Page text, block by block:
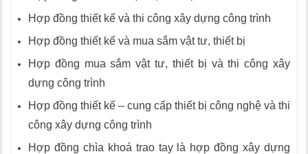
Hợp đồng thiết kế và thi công xây dựng công trình
Hợp đồng thiết kế và mua sắm vật tư, thiết bị
Hợp đồng mua sắm vật tư, thiết bị và thi công xây
dựng công trình
Hợp đồng thiết kế – cung cấp thiết bị công nghệ và thi
công xây dựng công trình
Hợp đồng chìa khoá trao tay là hợp đồng xây dựng